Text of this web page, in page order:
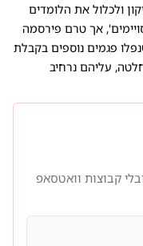
ולכלול את הלומדים
אך טרם פירסמה
פגמים נוספים בקבלת
עליהם נרחיב
קבוצות וואטסאפ